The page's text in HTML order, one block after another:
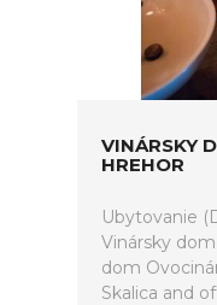
VINÁRSKY
HREHOR
Ubytovanie
Vinársky
dom
Skalica and